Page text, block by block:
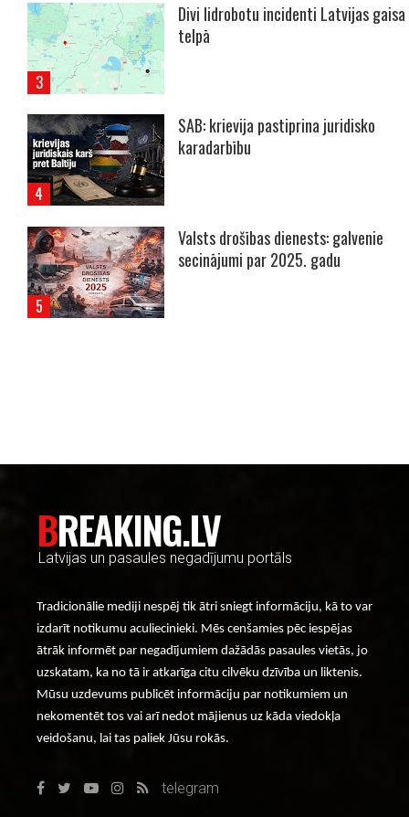
Divi lidrobotu incidenti Latvijas gaisa
telpā
SAB: krievija pastiprina juridisko
karadarbību
Valsts drošības dienests: galvenie
secinājumi par 2025. gadu
BREAKING.LV
Latvijas un pasaules negadījumu portāls
Tradicionālie mediji nespēj tik ātri sniegt informāciju, kā to var
izdarīt notikumu aculiecinieki. Mēs cenšamies pēc iespējas
ātrāk informēt par negadījumiem dažādās pasaules vietās, jo
uzskatam, ka no tā ir atkarīga citu cilvēku dzīvība un liktenis.
Mūsu uzdevums publicēt informāciju par notikumiem un
nekomentēt tos vai arī nedot mājienus uz kāda viedokļa
veidošanu, lai tas paliek Jūsu rokās.
telegram